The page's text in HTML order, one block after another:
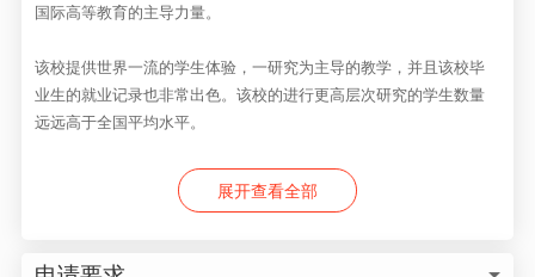
国际高等教育的主导力量。
该校提供世界一流的学生体验，一研究为主导的教学，并且该校毕
业生的就业记录也非常出色。该校的进行更高层次研究的学生数量
远远高于全国平均水平。
展开查看全部